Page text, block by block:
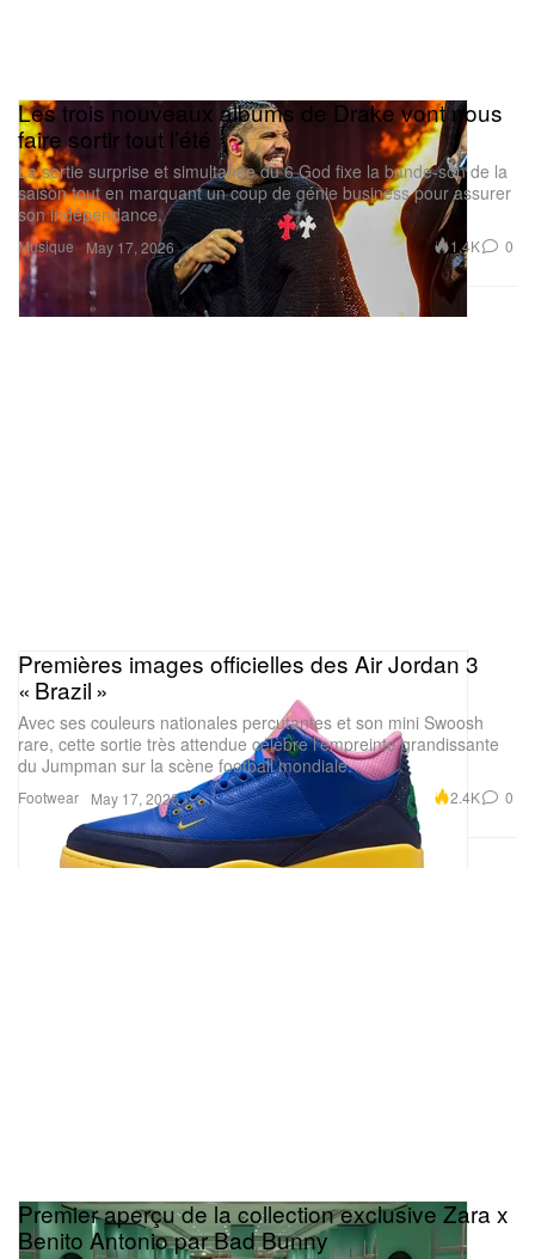
Musique
Les trois nouveaux albums de Drake vont nous
faire sortir tout l’été
La sortie surprise et simultanée du 6 God fixe la bande-son de la
saison tout en marquant un coup de génie business pour assurer
son indépendance.
May 17, 2026 1.4K 0
Footwear
Premières images officielles des Air Jordan 3
« Brazil »
Avec ses couleurs nationales percutantes et son mini Swoosh
rare, cette sortie très attendue célèbre l’empreinte grandissante
du Jumpman sur la scène football mondiale.
May 17, 2026 2.4K 0
Premier aperçu de la collection exclusive Zara x
Benito Antonio par Bad Bunny